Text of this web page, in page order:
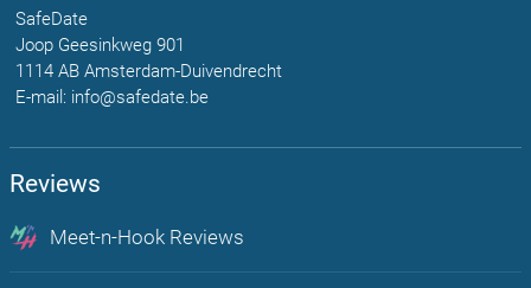
SafeDate
Joop Geesinkweg 901
1114 AB Amsterdam-Duivendrecht
E-mail: info@safedate.be
Reviews
Meet-n-Hook Reviews
Chat, flirt en vind echte hookup's bij u in de regio